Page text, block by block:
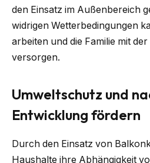
den Einsatz im Außenbereich
widrigen Wetterbedingungen
arbeiten und die Familie mit
versorgen.
Umweltschutz und
Entwicklung fördern
Durch den Einsatz von
Haushalte ihre Abhängigkeit